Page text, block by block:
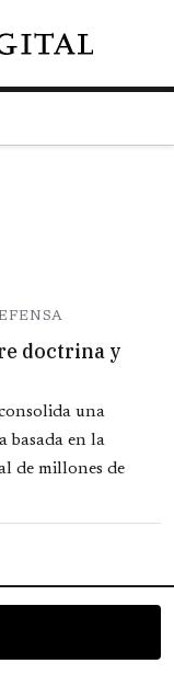
principal
doctrina y
una
basada en la
de millones de